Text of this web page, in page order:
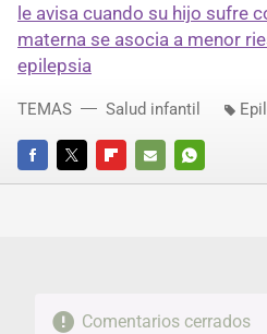
le avisa cuando su hijo sufre
materna se asocia a menor
epilepsia
FACEBOOKTWITTERFLIPBOARD
E-
WHATSAPP
TEMAS Salud infantil
Comentarios cerrados